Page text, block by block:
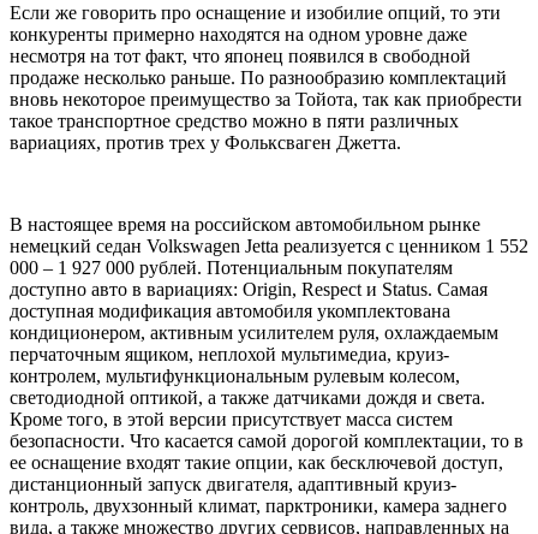
Если же говорить про оснащение и изобилие опций, то эти
конкуренты примерно находятся на одном уровне даже
несмотря на тот факт, что японец появился в свободной
продаже несколько раньше. По разнообразию комплектаций
вновь некоторое преимущество за Тойота, так как приобрести
такое транспортное средство можно в пяти различных
вариациях, против трех у Фольксваген Джетта.
В настоящее время на российском автомобильном рынке
немецкий седан Volkswagen Jetta реализуется с ценником 1 552
000 – 1 927 000 рублей. Потенциальным покупателям
доступно авто в вариациях: Origin, Respect и Status. Самая
доступная модификация автомобиля укомплектована
кондиционером, активным усилителем руля, охлаждаемым
перчаточным ящиком, неплохой мультимедиа, круиз-
контролем, мультифункциональным рулевым колесом,
светодиодной оптикой, а также датчиками дождя и света.
Кроме того, в этой версии присутствует масса систем
безопасности. Что касается самой дорогой комплектации, то в
ее оснащение входят такие опции, как бесключевой доступ,
дистанционный запуск двигателя, адаптивный круиз-
контроль, двухзонный климат, парктроники, камера заднего
вида, а также множество других сервисов, направленных на